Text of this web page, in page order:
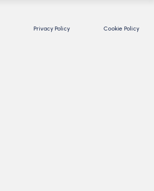
Privacy Policy Cookie Policy